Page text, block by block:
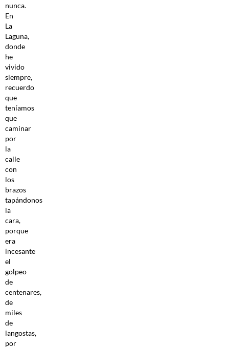
nunca.
En
La
Laguna,
donde
he
vivido
siempre,
recuerdo
que
teníamos
que
caminar
por
la
calle
con
los
brazos
tapándonos
la
cara,
porque
era
incesante
el
golpeo
de
centenares,
de
miles
de
langostas,
por